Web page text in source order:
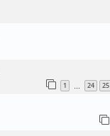
1 … 24 25